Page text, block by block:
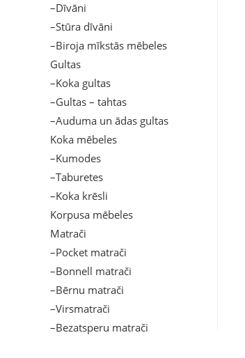
–Dīvāni
–Stūra dīvāni
–Biroja mīkstās mēbeles
Gultas
–Koka gultas
–Gultas – tahtas
–Auduma un ādas gultas
Koka mēbeles
–Kumodes
–Taburetes
–Koka krēsli
Korpusa mēbeles
Matrači
–Pocket matrači
–Bonnell matrači
–Bērnu matrači
–Virsmatrači
–Bezatsperu matrači